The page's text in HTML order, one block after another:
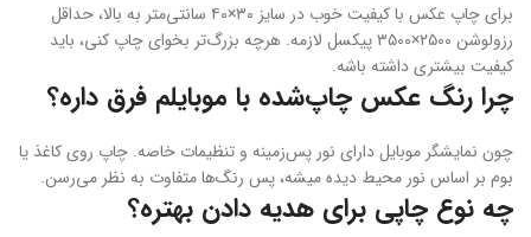
برای چاپ عکس با کیفیت خوب در سایز ۳۰×۴۰ سانتی‌متر به بالا، حداقل
رزولوشن ۲۵۰۰×۳۵۰۰ پیکسل لازمه. هرچه بزرگ‌تر بخوای چاپ کنی، باید
کیفیت بیشتری داشته باشه.
چرا رنگ عکس چاپ‌شده با موبایلم فرق داره؟
چون نمایشگر موبایل دارای نور پس‌زمینه و تنظیمات خاصه. چاپ روی کاغذ یا
بوم بر اساس نور محیط دیده میشه، پس رنگ‌ها متفاوت به نظر می‌رسن.
چه نوع چاپی برای هدیه دادن بهتره؟